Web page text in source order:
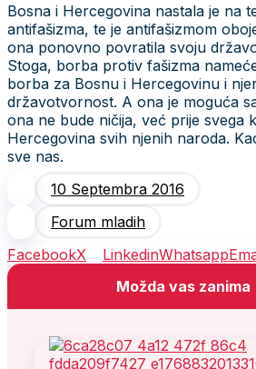
Bosna i Hercegovina nastala je na
antifašizma, te je antifašizmom
ona ponovno povratila svoju
Stoga, borba protiv fašizma
borba za Bosnu i Hercegovinu i
državotvornost. A ona je moguća
ona ne bude ničija, već prije svega
Hercegovina svih njenih naroda.
sve nas.
10 Septembra 2016
Forum mladih
FacebookX LinkedinWhatsapp
Možda vas zanima